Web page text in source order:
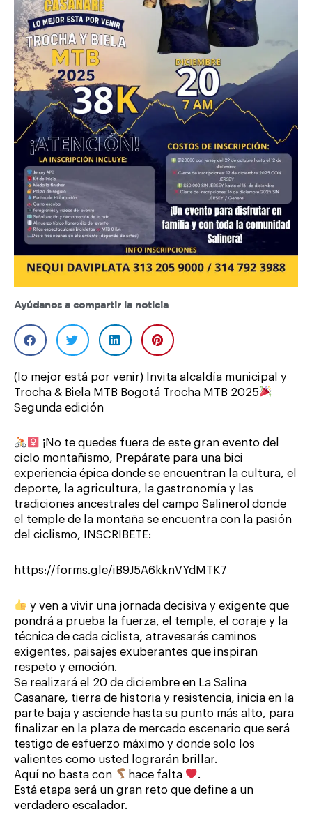
Ayúdanos a compartir la noticia
(lo mejor está por venir) Invita alcaldía municipal y
Trocha & Biela MTB Bogotá Trocha MTB 2025
Segunda edición
¡No te quedes fuera de este gran evento del
ciclo montañismo, Prepárate para una bici
experiencia épica donde se encuentran la cultura, el
deporte, la agricultura, la gastronomía y las
tradiciones ancestrales del campo Salinero! donde
el temple de la montaña se encuentra con la pasión
del ciclismo, INSCRIBETE:
https://forms.gle/iB9J5A6kknVYdMTK7
y ven a vivir una jornada decisiva y exigente que
pondrá a prueba la fuerza, el temple, el coraje y la
técnica de cada ciclista, atravesarás caminos
exigentes, paisajes exuberantes que inspiran
respeto y emoción.
Se realizará el 20 de diciembre en La Salina
Casanare, tierra de historia y resistencia, inicia en la
parte baja y asciende hasta su punto más alto, para
finalizar en la plaza de mercado escenario que será
testigo de esfuerzo máximo y donde solo los
valientes como usted lograrán brillar.
Aquí no basta con
hace falta
.
Está etapa será un gran reto que define a un
verdadero escalador.